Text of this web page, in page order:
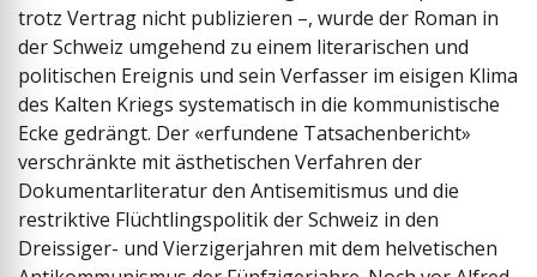
trotz Vertrag nicht publizieren –, wurde der Roman in
der Schweiz umgehend zu einem literarischen und
politischen Ereignis und sein Verfasser im eisigen Klima
des Kalten Kriegs systematisch in die kommunistische
Ecke gedrängt. Der «erfundene Tatsachenbericht»
verschränkte mit ästhetischen Verfahren der
Dokumentarliteratur den Antisemitismus und die
restriktive Flüchtlingspolitik der Schweiz in den
Dreissiger- und Vierziger­jahren mit dem helvetischen